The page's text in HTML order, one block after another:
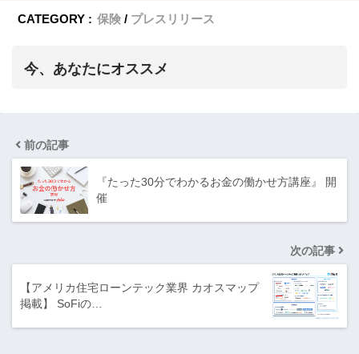
CATEGORY : 保険 プレスリリース
今、あなたにオススメ
前の記事
『たった30分でわかるお金の働かせ方講座』 開
催
次の記事
【アメリカ住宅ローンテック業界 カオスマップ
掲載】 SoFiの…